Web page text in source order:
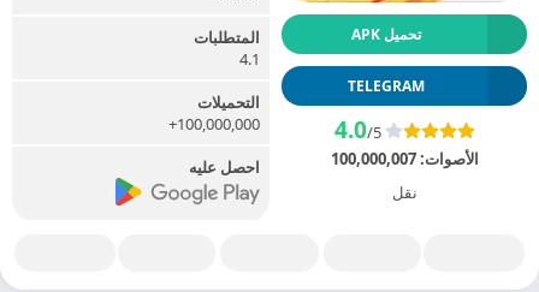
تحميل APK
TELEGRAM
4.0/5
الأصوات:100,000,007
نقل
المتطلبات
4.1
التحميلات
100,000,000+
احصل عليه